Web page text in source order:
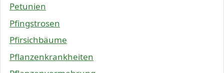
Petunien
Pfingstrosen
Pfirsichbäume
Pflanzenkrankheiten